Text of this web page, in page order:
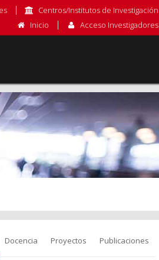
Centros/Institutos de Investigación
Inicio
Acceso Investigadores
Docencia Proyectos Publicaciones